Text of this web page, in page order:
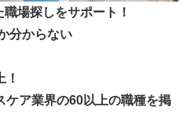
場探しをサポート！
分からない
ケア業界の60以上の職種を掲